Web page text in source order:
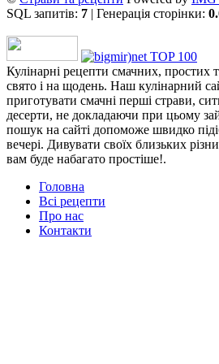
SQL запитів: 7 | Генерація сторінки:
Кулінарні рецепти смачних, простих
свято і на щодень. Наш кулінарний
приготувати смачні перші страви,
десерти, не докладаючи при цьому
пошук на сайті допоможе швидко
вечері. Дивувати своїх близьких
вам буде набагато простіше!.
Головна
Всі рецепти
Про нас
Контакти